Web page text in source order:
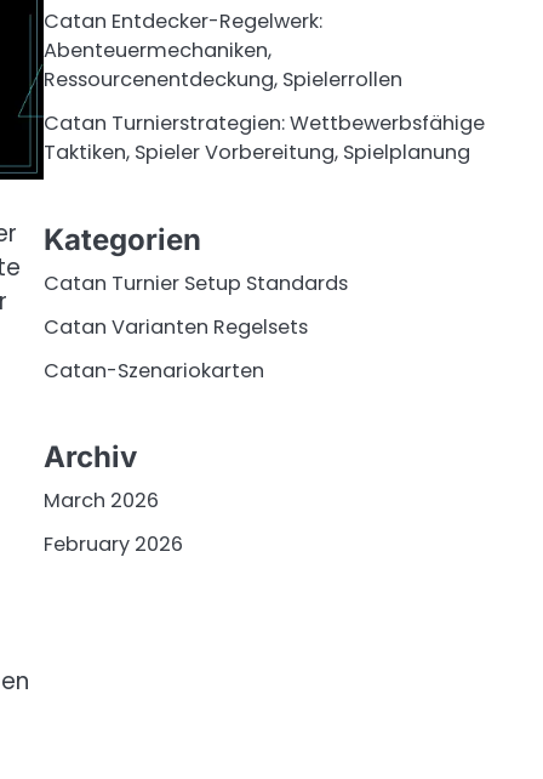
Catan Entdecker-Regelwerk:
Abenteuermechaniken,
Ressourcenentdeckung, Spielerrollen
Catan Turnierstrategien: Wettbewerbsfähige
Taktiken, Spieler Vorbereitung, Spielplanung
Kategorien
Catan Turnier Setup Standards
Catan Varianten Regelsets
Catan-Szenariokarten
Archiv
March 2026
February 2026